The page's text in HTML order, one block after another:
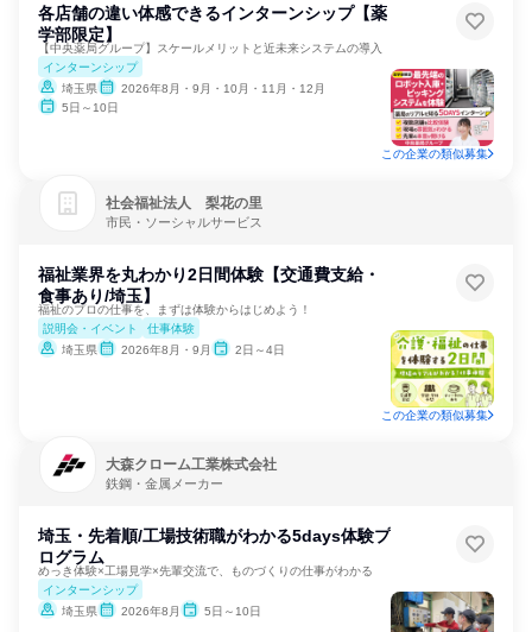
各店舗の違い体感できるインターンシップ【薬
学部限定】
【中央薬局グループ】スケールメリットと近未来システムの導入
インターンシップ
埼玉県
2026年8月・9月・10月・11月・12月
5日～10日
この企業の類似募集
社会福祉法人 梨花の里
市民・ソーシャルサービス
福祉業界を丸わかり2日間体験【交通費支給・
食事あり/埼玉】
福祉のプロの仕事を、まずは体験からはじめよう！
説明会・イベント
仕事体験
埼玉県
2026年8月・9月 2日～4日
この企業の類似募集
大森クローム工業株式会社
鉄鋼・金属メーカー
埼玉・先着順/工場技術職がわかる5days体験プ
ログラム
めっき体験×工場見学×先輩交流で、ものづくりの仕事がわかる
インターンシップ
埼玉県
2026年8月 5日～10日